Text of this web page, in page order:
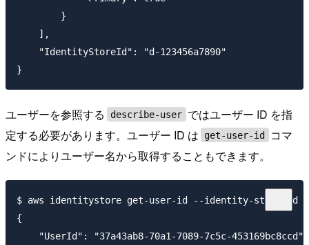
        }
    ],
    "IdentityStoreId": "d-123456a7890"
ユーザーを参照する describe-user ではユーザー ID を指
定する必要があります。ユーザー ID は
get-user-id
コマ
ンドによりユーザー名から取得することもできます。
$ aws identitystore get-user-id --identity-store-id
{
    "UserId": "37a43ab8-70a1-7089-7c5c-453169bc8ccd",